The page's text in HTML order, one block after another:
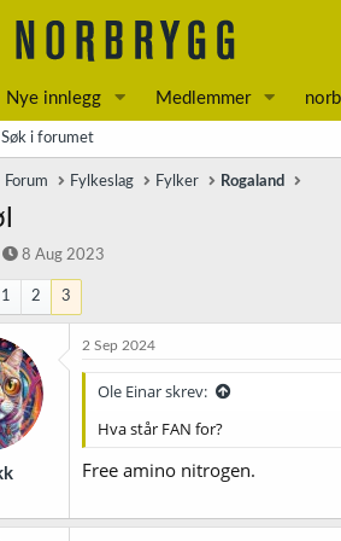
Nye innlegg Medlemmer
Søk i forumet
Forum Fylkeslag Fylker Rogaland
S
r
d
a
t
o
8 Aug 2023
1 2 3
2 Sep 2024
Ole Einar skrev:
Hva står FAN for?
Free amino nitrogen.